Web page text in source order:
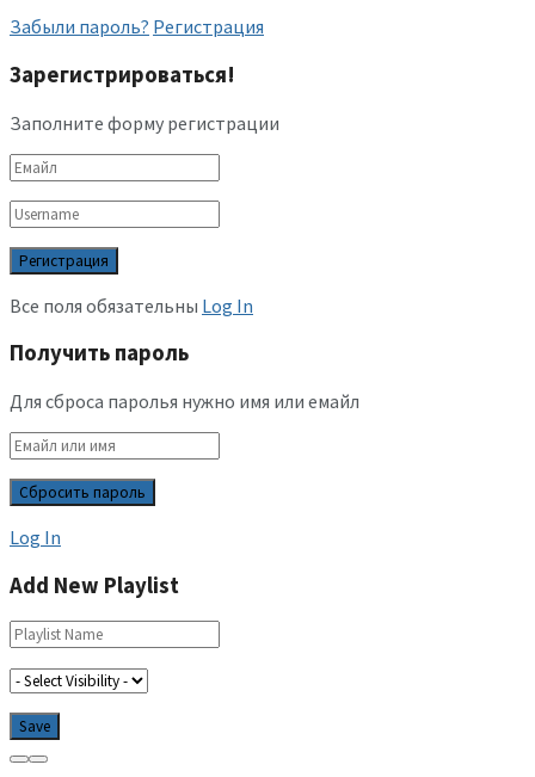
Забыли пароль? Регистрация
Зарегистрироваться!
Заполните форму регистрации
Все поля обязательны Log In
Получить пароль
Для сброса паролья нужно имя или емайл
Log In
Add New Playlist